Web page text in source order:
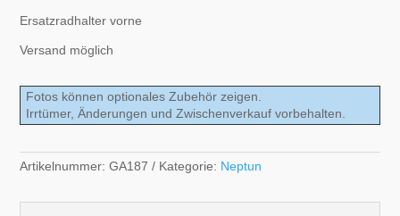
Ersatzradhalter vorne
Versand möglich
Fotos können optionales Zubehör zeigen.
Irrtümer, Änderungen und Zwischenverkauf vorbehalten.
Artikelnummer:GA187 Kategorie: Neptun